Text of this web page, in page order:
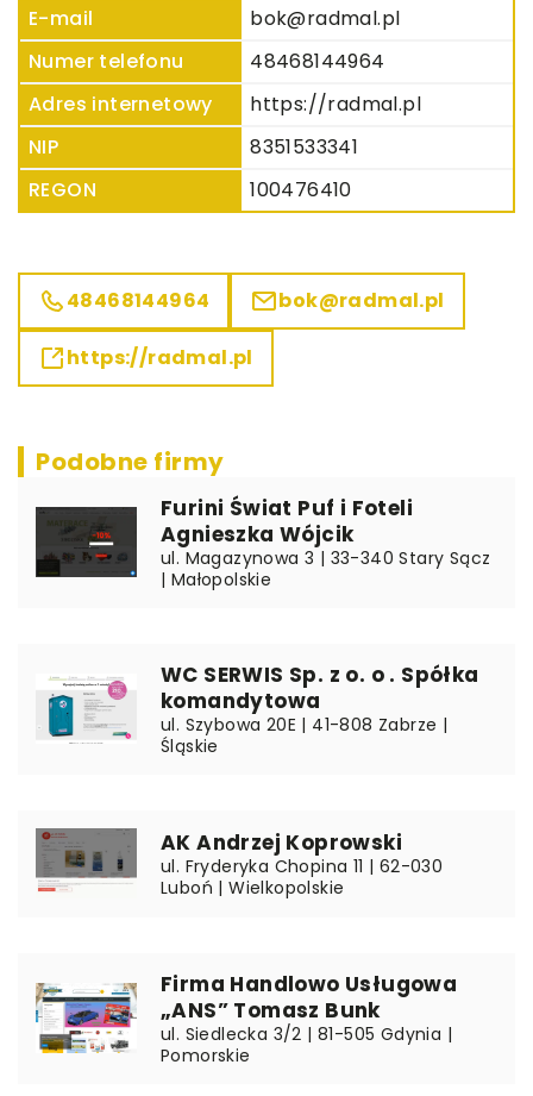
E-mail
bok@radmal.pl
Numer telefonu
48468144964
Adres internetowy
https://radmal.pl
NIP
8351533341
REGON
100476410
48468144964 bok@radmal.pl
https://radmal.pl
Podobne firmy
Furini Świat Puf i Foteli
Agnieszka Wójcik
ul. Magazynowa 3 | 33-340 Stary Sącz
| Małopolskie
WC SERWIS Sp. z o. o . Spółka
komandytowa
ul. Szybowa 20E | 41-808 Zabrze |
Śląskie
AK Andrzej Koprowski
ul. Fryderyka Chopina 11 | 62-030
Luboń | Wielkopolskie
Firma Handlowo Usługowa
„ANS” Tomasz Bunk
ul. Siedlecka 3/2 | 81-505 Gdynia |
Pomorskie